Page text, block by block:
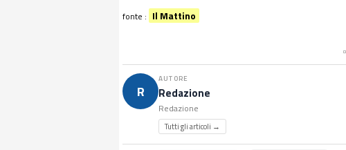
fonte : Il Mattino
R
AUTORE
Redazione
Redazione
Tutti gli articoli →